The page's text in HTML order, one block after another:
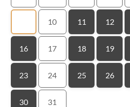
10 11 12
16 17 18 19
23 24 25 26
30 31